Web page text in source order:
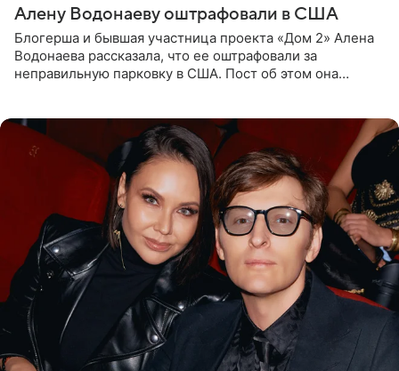
Алену Водонаеву оштрафовали в США
Блогерша и бывшая участница проекта «Дом 2» Алена
Водонаева рассказала, что ее оштрафовали за
неправильную парковку в США. Пост об этом она